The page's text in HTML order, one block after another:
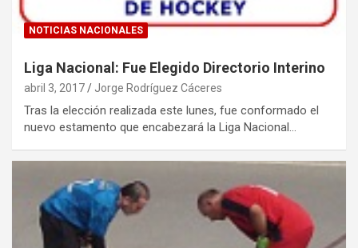
NOTICIAS NACIONALES
Liga Nacional: Fue Elegido Directorio Interino
abril 3, 2017 Jorge Rodríguez Cáceres
Tras la elección realizada este lunes, fue conformado el
nuevo estamento que encabezará la Liga Nacional…